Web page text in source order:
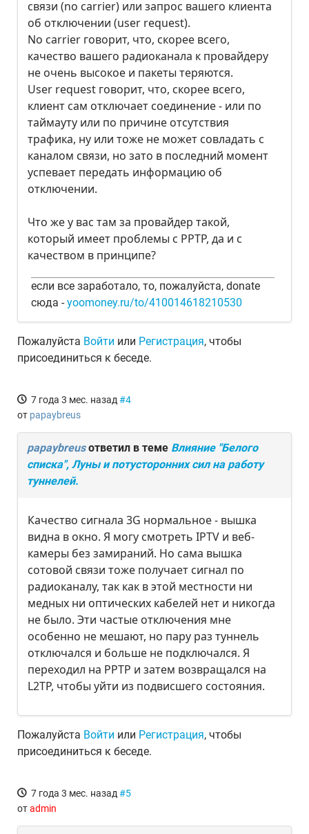
связи (no carrier) или запрос вашего клиента
об отключении (user request).
No carrier говорит, что, скорее всего,
качество вашего радиоканала к провайдеру
не очень высокое и пакеты теряются.
User request говорит, что, скорее всего,
клиент сам отключает соединение - или по
таймауту или по причине отсутствия
трафика, ну или тоже не может совладать с
каналом связи, но зато в последний момент
успевает передать информацию об
отключении.
Что же у вас там за провайдер такой,
который имеет проблемы с PPTP, да и с
качеством в принципе?
если все заработало, то, пожалуйста, donate
сюда -yoomoney.ru/to/410014618210530
Пожалуйста Войти или Регистрация, чтобы
присоединиться к беседе.
7 года 3 мес. назад #4
от papaybreus
papaybreusответил в теме Влияние "Белого
списка", Луны и потусторонних сил на работу
туннелей.
Качество сигнала 3G нормальное - вышка
видна в окно. Я могу смотреть IPTV и веб-
камеры без замираний. Но сама вышка
сотовой связи тоже получает сигнал по
радиоканалу, так как в этой местности ни
медных ни оптических кабелей нет и никогда
не было. Эти частые отключения мне
особенно не мешают, но пару раз туннель
отключался и больше не подключался. Я
переходил на PPTP и затем возвращался на
L2TP, чтобы уйти из подвисшего состояния.
Пожалуйста Войти или Регистрация, чтобы
присоединиться к беседе.
7 года 3 мес. назад #5
отadmin